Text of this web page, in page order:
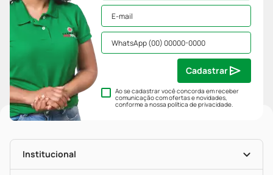
Ao se cadastrar você concorda em receber
comunicação com ofertas e novidades,
conforme a nossapolítica de privacidade.
Cadastrar
Institucional